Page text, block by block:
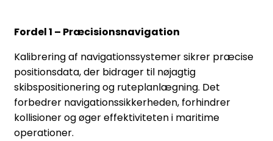
Fordel 1 – Præcisionsnavigation
Kalibrering af navigationssystemer sikrer præcise
positionsdata, der bidrager til nøjagtig
skibspositionering og ruteplanlægning. Det
forbedrer navigationssikkerheden, forhindrer
kollisioner og øger effektiviteten i maritime
operationer.